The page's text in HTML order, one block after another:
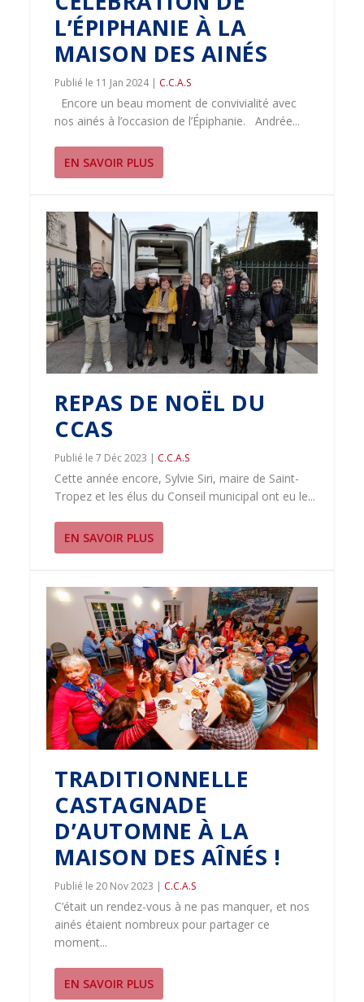
L’ÉPIPHANIE À LA
MAISON DES AINÉS
11 Jan 2024| C.C.A.S
Encore un beau moment de convivialité avec
nos ainés à l’occasion de l’Épiphanie. Andrée...
EN SAVOIR PLUS
REPAS DE NOËL DU
CCAS
7 Déc 2023 | C.C.A.S
Cette année encore, Sylvie Siri, maire de Saint-
Tropez et les élus du Conseil municipal ont eu le...
EN SAVOIR PLUS
TRADITIONNELLE
CASTAGNADE
D’AUTOMNE À LA
MAISON DES AÎNÉS !
20 Nov 2023 | C.C.A.S
C’était un rendez-vous à ne pas manquer, et nos
ainés étaient nombreux pour partager ce
moment...
EN SAVOIR PLUS